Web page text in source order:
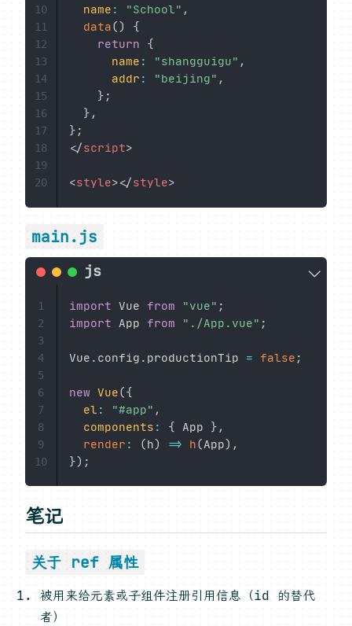
name : "School" ,
data()
{
return
{
name : "shangguigu" ,
addr : "beijing" ,
} ;
} ,
} ;
</script>
<style></style>
10
11
12
13
14
15
16
17
18
19
20
main.js
import Vue from "vue" ;
import App from "./App.vue" ;
Vue . config . productionTip = false ;
new Vue({
el : "#app" ,
components : { App } ,
render : (h) => h(App) ,
}) ;
1
2
3
4
5
6
7
8
9
10
笔记
关于 ref 属性
被用来给元素或子组件注册引用信息（id 的替代
者）